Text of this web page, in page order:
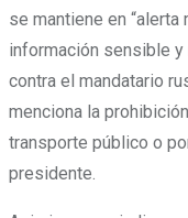
se mantiene en
información sensible
contra el mandatario
menciona la
transporte público o
presidente.